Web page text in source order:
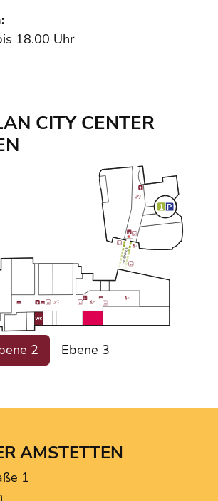
18.00 Uhr
CITY CENTER
P
1
<<<
EBENE 3
2 Ebene 3
AMSTETTEN
1